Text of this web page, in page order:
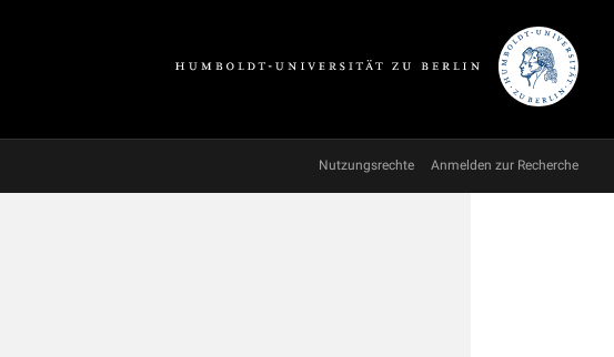
Nutzungsrechte Anmelden zur Recherche